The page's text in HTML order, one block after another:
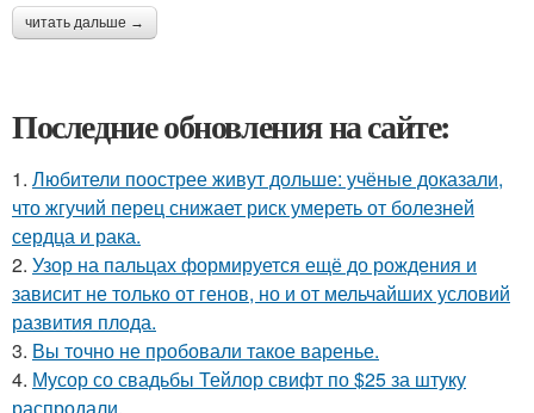
читать дальше →
Последние обновления на сайте:
1. Любители поострее живут дольше: учёные доказали,
что жгучий перец снижает риск умереть от болезней
сердца и рака.
2. Узор на пальцах формируется ещё до рождения и
зависит не только от генов, но и от мельчайших условий
развития плода.
3. Вы точно не пробовали такое варенье.
4. Мусор со свадьбы Тейлор свифт по $25 за штуку
распродали.